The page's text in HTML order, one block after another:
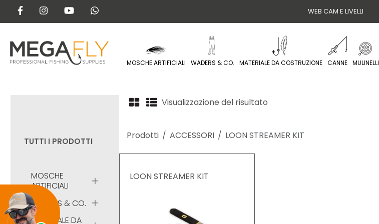
WEB CAM E LIVELLI
MOSCHE ARTIFICIALI WADERS & CO. MATERIALE DA COSTRUZIONE CANNE MULINELLI
TUTTI I PRODOTTI
MOSCHE
ARTIFICIALI
WADERS & CO.
MATERIALE DA
Visualizzazione del risultato
Prodotti ACCESSORI LOON STREAMER KIT
LOON STREAMER KIT